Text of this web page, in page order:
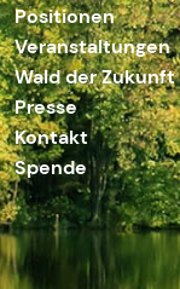
Positionen
Veranstaltungen
Wald der Zukunft
Presse
Kontakt
Spende